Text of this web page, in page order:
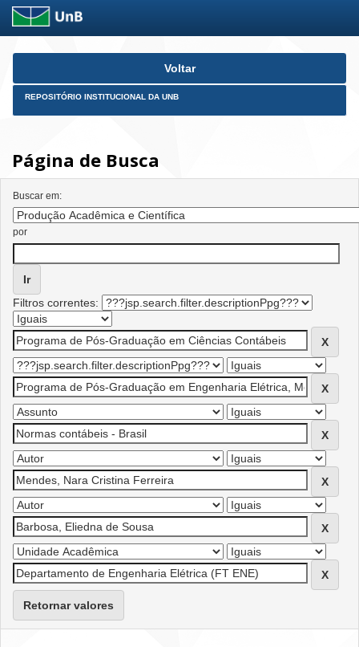
Skip
Voltar
REPOSITÓRIO INSTITUCIONAL DA UNB
Página de Busca
Buscar em:
por
Filtros correntes:
Retornar valores